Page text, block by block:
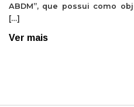
ABDM”, que possui como
[…]
Ver mais